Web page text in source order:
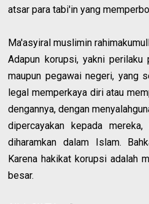
atsar para tabi'in yang
Ma'asyiral muslimin
Adapun korupsi, yakni
maupun pegawai negeri, yang
legal memperkaya diri atau
dengannya, dengan
dipercayakan kepada
diharamkan dalam Islam.
Karena hakikat korupsi adalah
besar.